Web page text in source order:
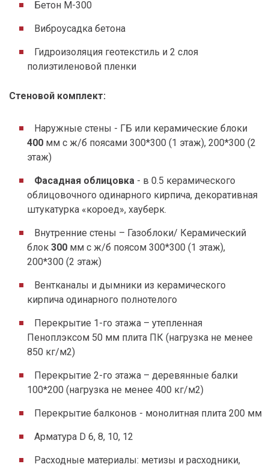
Бетон М-300
Виброусадка бетона
Гидроизоляция геотекстиль и 2 слоя
полиэтиленовой пленки
Стеновой комплект:
Наружные стены - ГБ или керамические блоки
400 мм с ж/б поясами 300*300 (1 этаж), 200*300 (2
этаж)
Фасадная облицовка - в 0.5 керамического
облицовочного одинарного кирпича, декоративная
штукатурка «короед», хауберк.
Внутренние стены – Газоблоки/ Керамический
блок 300 мм с ж/б поясом 300*300 (1 этаж),
200*300 (2 этаж)
Вентканалы и дымники из керамического
кирпича одинарного полнотелого
Перекрытие 1-го этажа – утепленная
Пеноплэксом 50 мм плита ПК (нагрузка не менее
850 кг/м2)
Перекрытие 2-го этажа – деревянные балки
100*200 (нагрузка не менее 400 кг/м2)
Перекрытие балконов - монолитная плита 200 мм
Арматура D 6, 8, 10, 12
Расходные материалы: метизы и расходники,